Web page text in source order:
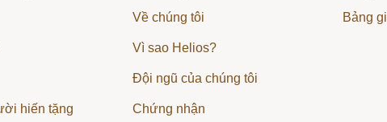
hiến tặng
Về chúng tôi
Vì sao Helios?
Đội ngũ của chúng tôi
Chứng nhận
Bảng